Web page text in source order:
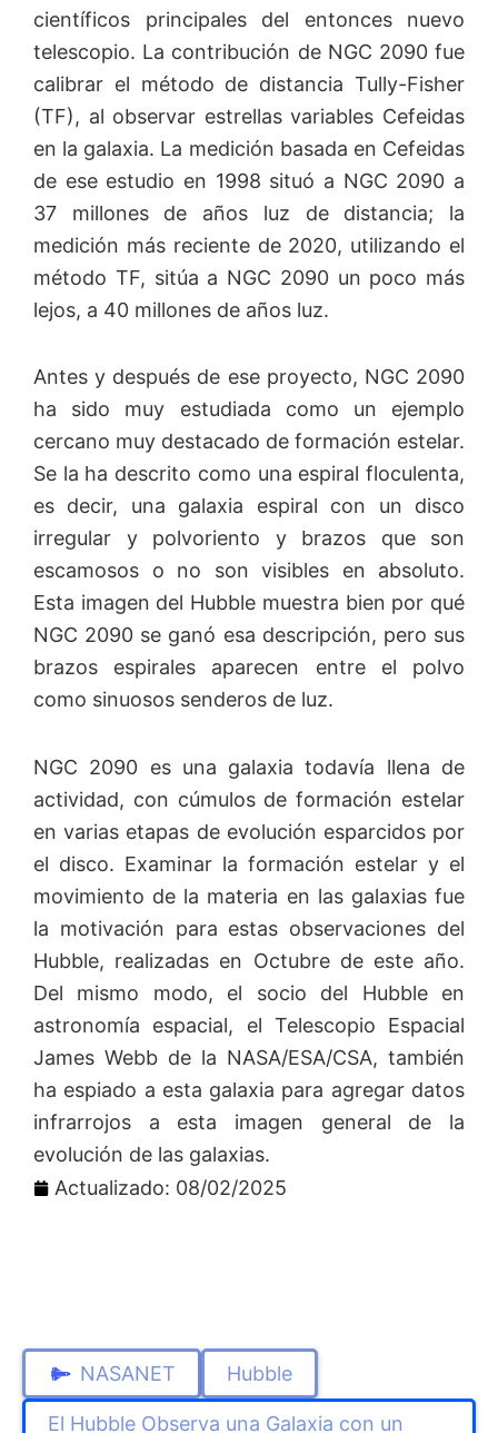
científicos principales del entonces nuevo
telescopio. La contribución de NGC 2090 fue
calibrar el método de distancia Tully-Fisher
(TF), al observar estrellas variables Cefeidas
en la galaxia. La medición basada en Cefeidas
de ese estudio en 1998 situó a NGC 2090 a
37 millones de años luz de distancia; la
medición más reciente de 2020, utilizando el
método TF, sitúa a NGC 2090 un poco más
lejos, a 40 millones de años luz.
Antes y después de ese proyecto, NGC 2090
ha sido muy estudiada como un ejemplo
cercano muy destacado de formación estelar.
Se la ha descrito como una espiral floculenta,
es decir, una galaxia espiral con un disco
irregular y polvoriento y brazos que son
escamosos o no son visibles en absoluto.
Esta imagen del Hubble muestra bien por qué
NGC 2090 se ganó esa descripción, pero sus
brazos espirales aparecen entre el polvo
como sinuosos senderos de luz.
NGC 2090 es una galaxia todavía llena de
actividad, con cúmulos de formación estelar
en varias etapas de evolución esparcidos por
el disco. Examinar la formación estelar y el
movimiento de la materia en las galaxias fue
la motivación para estas observaciones del
Hubble, realizadas en Octubre de este año.
Del mismo modo, el socio del Hubble en
astronomía espacial, el Telescopio Espacial
James Webb de la NASA/ESA/CSA, también
ha espiado a esta galaxia para agregar datos
infrarrojos a esta imagen general de la
evolución de las galaxias.
Actualizado: 08/02/2025
NASANET Hubble
El Hubble Observa una Galaxia con un